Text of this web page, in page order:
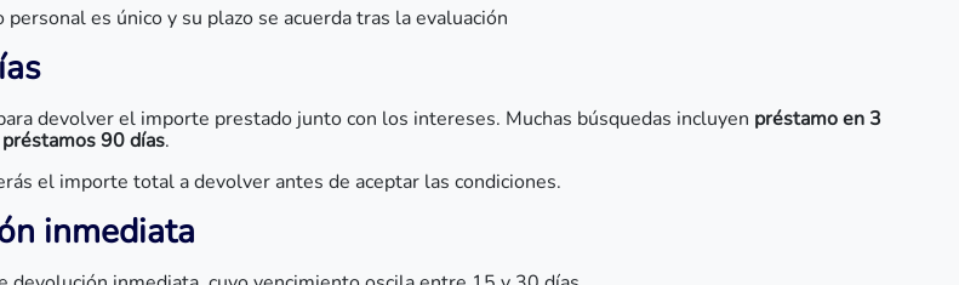
es único y su plazo se acuerda tras la evaluación
devolver el importe prestado junto con los intereses. Muchas búsquedas incluyen préstamo en 3
préstamos 90 días.
el importe total a devolver antes de aceptar las condiciones.
inmediata